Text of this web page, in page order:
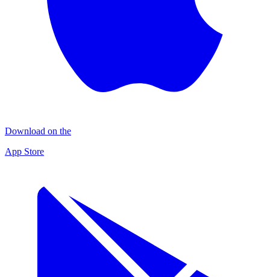
Download on the
App Store